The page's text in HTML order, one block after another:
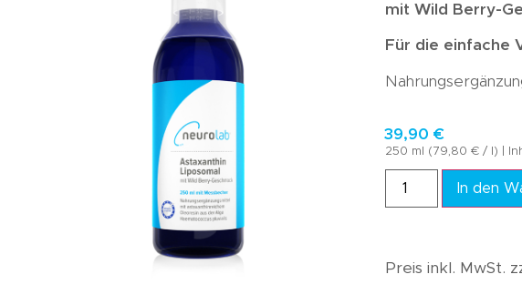
Expertenmeinungen
Kundenmeinungen
Fragen
mit Wild Berry-
Für die einfache
39,90€
250 ml (79,80 € / l) |
In den
Preis inkl. MwSt.